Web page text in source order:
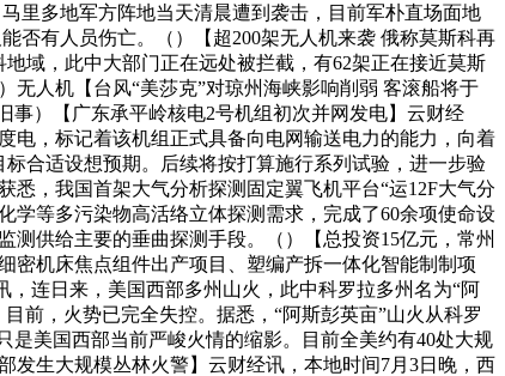
里多地军方阵地当天清晨遭到袭击，目前军朴直场面地
否有人员伤亡。（）【超200架无人机来袭 俄称莫斯科再
域，此中大部门正在远处被拦截，有62架正在接近莫斯
人机【台风“美莎克”对琼州海峡影响削弱 客滚船将于
事）【广东承平岭核电2号机组初次并网发电】云财经
电，标记着该机组正式具备向电网输送电力的能力，向着
合适设想预期。后续将按打算施行系列试验，进一步验
，我国首架大气分析探测固定翼飞机平台“运12F大气分
学等多污染物高活络立体探测需求，完成了60余项使命设
供给主要的垂曲探测手段。（）【总投资15亿元，常州
密机床焦点组件出产项目、塑编产拆一体化智能制制项
连日来，美国西部多州山火，此中科罗拉多州名为“阿
前，火势已完全失控。据悉，“阿斯彭英亩”山火从科罗
美国西部当前严峻火情的缩影。目前全美约有40处大规
发生大规模丛林火警】云财经讯，本地时间7月3日晚，西